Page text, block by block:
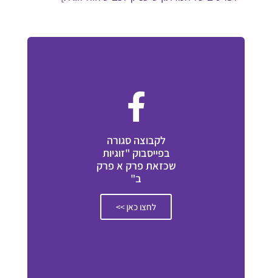
לקבוצה סגורה
בפייסבוק "זוגיות
שכזאת פרק א פרק
ב"
לחצו כאן >>